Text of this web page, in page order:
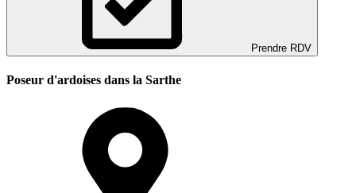
Prendre RDV
Poseur d'ardoises dans la Sarthe